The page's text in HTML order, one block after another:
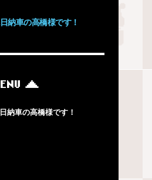
納車の高橋様です！
納車の高橋様です！